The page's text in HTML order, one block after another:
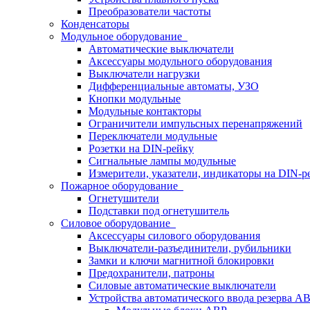
Преобразователи частоты
Конденсаторы
Модульное оборудование
Автоматические выключатели
Аксессуары модульного оборудования
Выключатели нагрузки
Дифференциальные автоматы, УЗО
Кнопки модульные
Модульные контакторы
Ограничители импульсных перенапряжений
Переключатели модульные
Розетки на DIN-рейку
Сигнальные лампы модульные
Измерители, указатели, индикаторы на DIN-
Пожарное оборудование
Огнетушители
Подставки под огнетушитель
Силовое оборудование
Аксессуары силового оборудования
Выключатели-разъединители, рубильники
Замки и ключи магнитной блокировки
Предохранители, патроны
Силовые автоматические выключатели
Устройства автоматического ввода резерва